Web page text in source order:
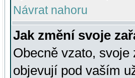
Návrat nahoru
Jak změní svoje
Obecně vzato,
objevují pod vaším